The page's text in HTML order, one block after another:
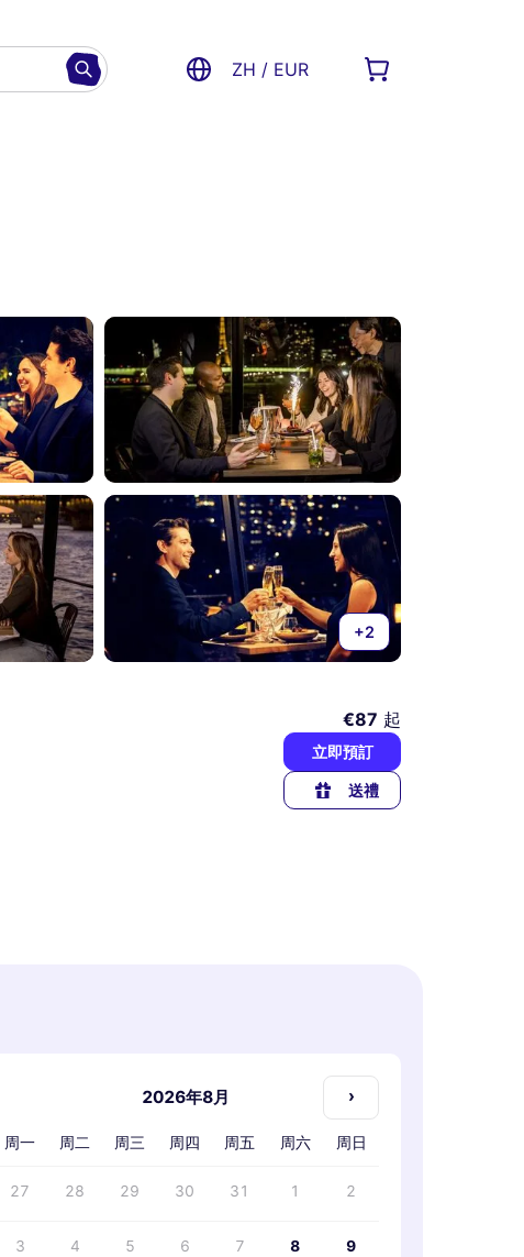
ZH / EUR
+2
€87 起
立即預訂
送禮
2026年8月 ›
周一 周二 周三 周四 周五 周六 周日
27 28 29 30 31 1 2
3 4 5 6 7 8 9